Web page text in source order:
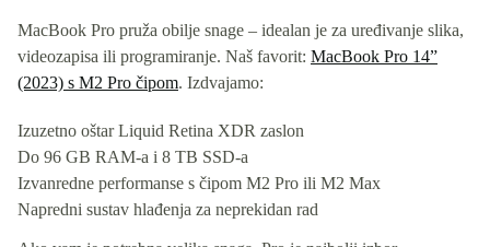
MacBook Pro pruža obilje snage – idealan je za uređivanje slika,
videozapisa ili programiranje. Naš favorit: MacBook Pro 14”
(2023) s M2 Pro čipom. Izdvajamo:
Izuzetno oštar Liquid Retina XDR zaslon
Do 96 GB RAM-a i 8 TB SSD-a
Izvanredne performanse s čipom M2 Pro ili M2 Max
Napredni sustav hlađenja za neprekidan rad